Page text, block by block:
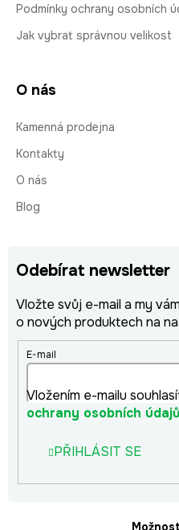
Podmínky ochrany osobních
Jak vybrat správnou velikost
O nás
Kamenná prodejna
Kontakty
O nás
Blog
Odebírat newsletter
Vložte svůj e-mail a my
o nových produktech na
E-mail
Vložením e-mailu
ochrany osobních údajů
PŘIHLÁSIT SE